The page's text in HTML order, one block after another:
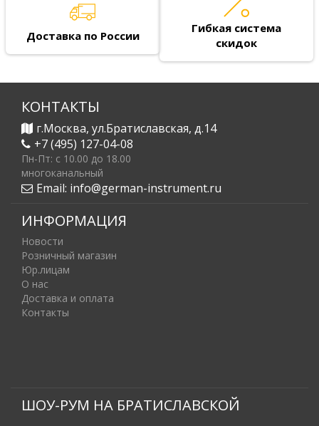
Доставка по России
Гибкая система
скидок
КОНТАКТЫ
г.Москва, ул.Братиславская, д.14
+7 (495) 127-04-08
Пн-Пт: c 10.00 до 18.00
многоканальный
Email: info@german-instrument.ru
ИНФОРМАЦИЯ
Новости
Розничный магазин
Юр.лицам
О нас
Доставка и оплата
Контакты
ШОУ-РУМ НА БРАТИСЛАВСКОЙ